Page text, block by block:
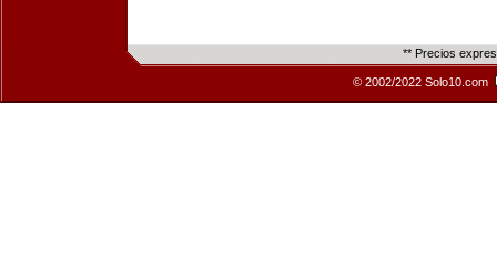
** Precios
© 2002/2022 Solo10.com